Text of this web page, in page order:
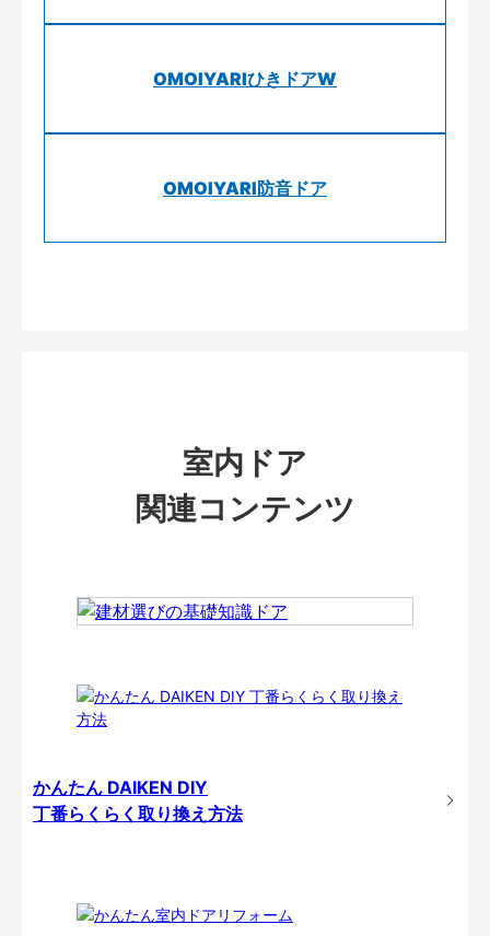
OMOIYARIひきドアW
OMOIYARI防音ドア
室内ドア
関連コンテンツ
かんたん DAIKEN DIY
丁番らくらく取り換え方法